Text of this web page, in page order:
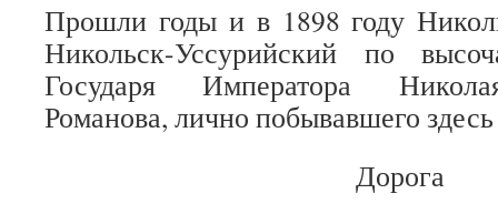
Прошли годы и в 1898 году
Никольск-Уссурийский по
Государя Императора
Романова, лично побывавшего здесь
Дорога